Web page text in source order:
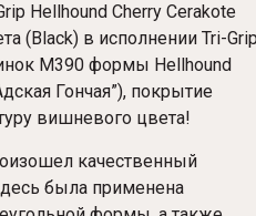
Hellhound Cherry Cerakote
(Black) в исполнении Tri-
M390 формы Hellhound
Гончая”), покрытие
вишневого цвета!
качественный
была применена